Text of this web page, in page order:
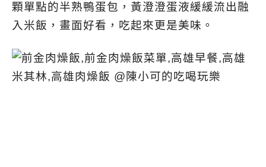
顆單點的半熟鴨蛋包，黃澄澄蛋液緩緩流出融
入米飯，畫面好看，吃起來更是美味。